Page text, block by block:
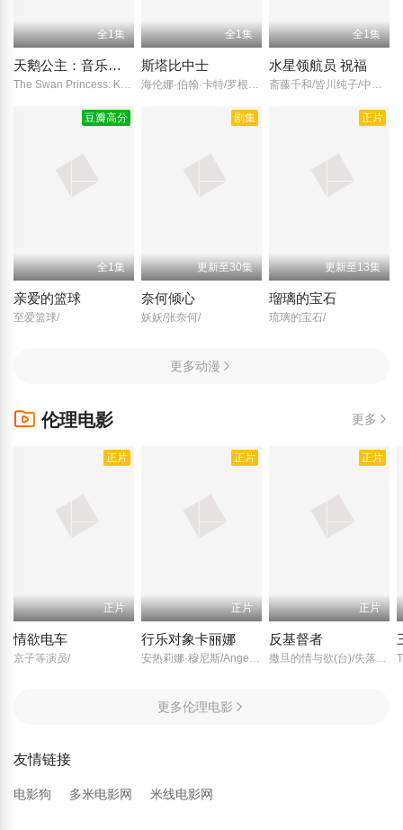
全1集
天鹅公主：音乐王国
The Swan Princess: Kingdom of Music/
全1集
斯塔比中士
海伦娜·伯翰·卡特/罗根·勒曼/热拉尔·德帕迪约/
全1集
水星领航员 祝福
斋藤千和/皆川纯子/中原麻衣/叶月绘理乃/大原沙耶香/水桥香织/西村千奈美/广桥凉/佐藤利奈/茅野爱衣/
豆瓣高分
全1集
亲爱的篮球
至爱篮球/
剧集
更新至30集
奈何倾心
妖妖/张奈何/
正片
更新至13集
瑠璃的宝石
琉璃的宝石/
更多动漫
伦理电影 更多
正片
正片
情欲电车
京子等演员/
正片
正片
行乐对象卡丽娜
正片
正片
反基督者
更多伦理电影
友情链接
电影狗 多米电影网 米线电影网